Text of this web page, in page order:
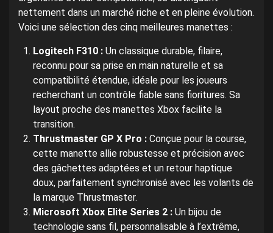
nettement dans un marché riche et en pleine évolution.
Voici une sélection des cinq meilleures manettes :
Logitech F310 : Un classique durable, filaire,
reconnu pour sa prise en main naturelle et sa
compatibilité étendue, idéale pour les joueurs
recherchant un contrôle fiable sans fioritures. Sa
layout proche des manettes Xbox facilite la
transition.
Thrustmaster GP X Pro : Conçue pour la course,
cette manette allie robustesse et précision avec
des gâchettes adaptées et un retour haptique
doux, parfaitement synchronisé avec les volants de
la marque Thrustmaster.
Microsoft Xbox Elite Series 2 : Un bijou de
technologie sans fil, personnalisable à l’extrême,